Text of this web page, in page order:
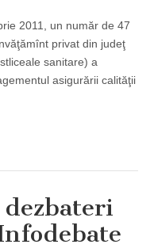
2011, un număr de 47
privat din judeţ
sanitare) a
asigurării calităţii